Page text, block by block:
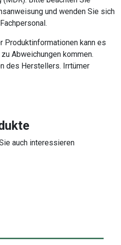
und wenden Sie sich
kann es
Abweichungen kommen.
des Herstellers. Irrtümer
auch interessieren